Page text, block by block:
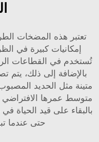
تعتبر هذه المضخات
إمكانيات كبيرة في
تُستخدم في القطاعات
بالإضافة إلى ذلك، يتم
متينة مثل الحديد
متوسط عمرها الافتراضي
بالبقاء على قيد الحياة
حتى عندما